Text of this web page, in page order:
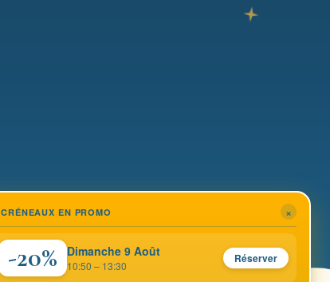
CRÉNEAUX EN PROMO ×
-20% Dimanche 9 Août
10:50 – 13:30
Réserver